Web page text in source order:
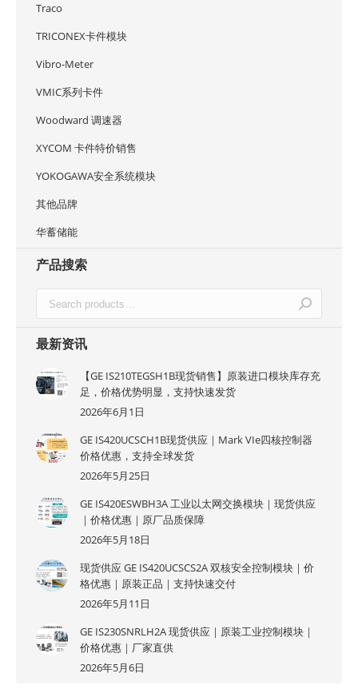
Traco
TRICONEX卡件模块
Vibro-Meter
VMIC系列卡件
Woodward 调速器
XYCOM 卡件特价销售
YOKOGAWA安全系统模块
其他品牌
华蓄储能
产品搜索
最新资讯
【GE IS210TEGSH1B现货销售】原装进口模块库存充
足，价格优势明显，支持快速发货
2026年6月1日
GE IS420UCSCH1B现货供应｜Mark VIe四核控制器
价格优惠，支持全球发货
2026年5月25日
GE IS420ESWBH3A 工业以太网交换模块｜现货供应
｜价格优惠｜原厂品质保障
2026年5月18日
现货供应 GE IS420UCSCS2A 双核安全控制模块｜价
格优惠｜原装正品｜支持快速交付
2026年5月11日
GE IS230SNRLH2A 现货供应｜原装工业控制模块｜
价格优惠｜厂家直供
2026年5月6日